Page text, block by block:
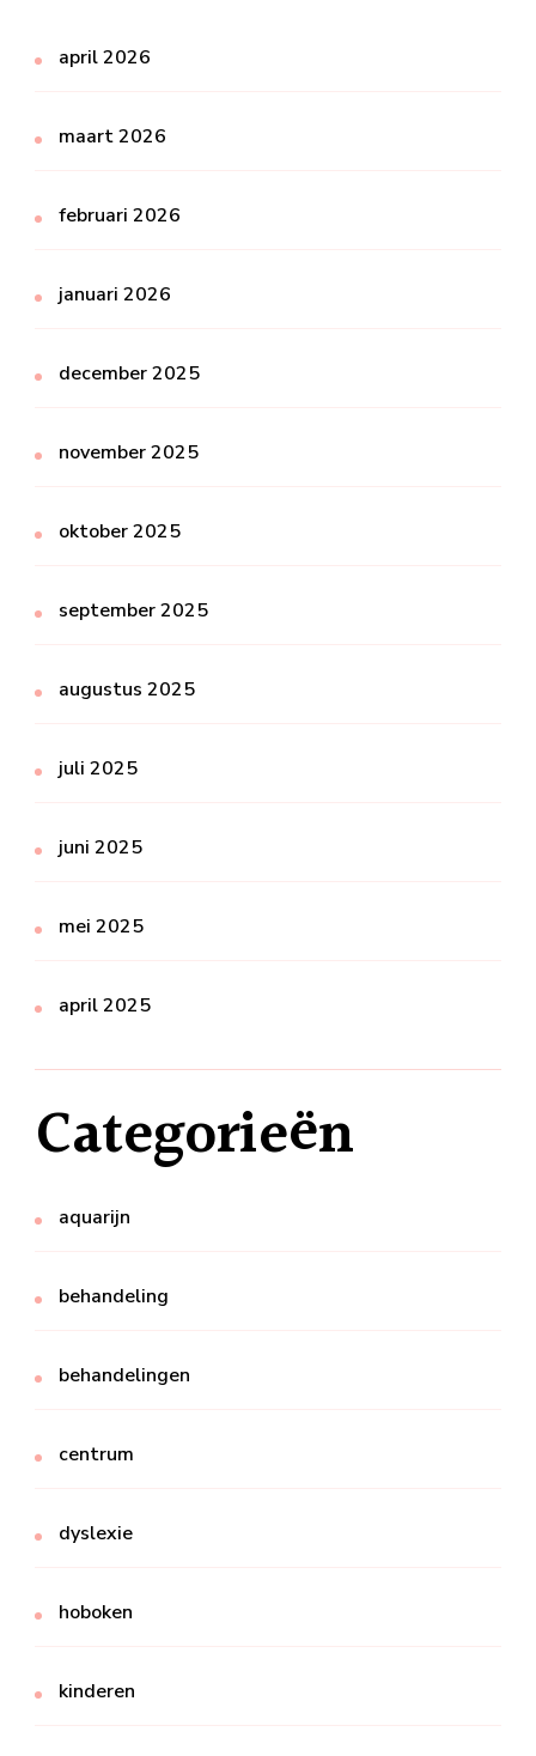
april 2026
maart 2026
februari 2026
januari 2026
december 2025
november 2025
oktober 2025
september 2025
augustus 2025
juli 2025
juni 2025
mei 2025
april 2025
Categorieën
aquarijn
behandeling
behandelingen
centrum
dyslexie
hoboken
kinderen